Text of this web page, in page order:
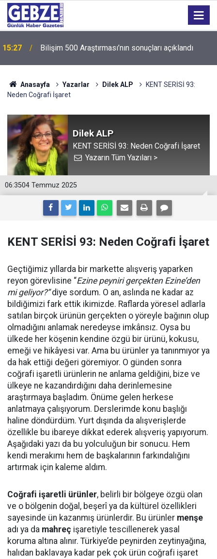
15:27 Bilişim 500 Araştırması’nın sonuçları açıklandı
Anasayfa Yazarlar Dilek ALP
KENT SERİSİ 93:
Neden Coğrafi İşaret
Dilek ALP
KENT SERİSİ 93: Neden Coğrafi İşaret
Yazarın Tüm Yazıları >
06:3504 Temmuz 2025
KENT SERİSİ 93: Neden Coğrafi İşaret
Geçtiğimiz yıllarda bir markette alışveriş yaparken
reyon görevlisine “Ezine peyniri gerçekten Ezine’den
mi geliyor?”diye sordum. O an, aslında ne kadar az
bildiğimizi fark ettik ikimizde. Raflarda yöresel adlarla
satılan birçok ürünün gerçekten o yöreyle bağının olup
olmadığını anlamak neredeyse imkânsız. Oysa bu
ülkede her köşenin kendine özgü bir ürünü, kokusu,
emeği ve hikâyesi var. Ama bu ürünler ya tanınmıyor ya
da hak ettiği değeri göremiyor. O günden sonra
coğrafi işaretli ürünlerin ne anlama geldiğini, bize ve
ülkeye ne kazandırdığını daha derinlemesine
araştırmaya başladım. Önüme gelen herkese
anlatmaya çalışıyorum. Derslerimde konu başlığı
haline döndürdüm. Yurt dışında da alışverişlerde
özellikle bu ibareye dikkat ederek alışveriş yapıyorum.
Aşağıdaki yazı da bu yolculuğun bir sonucu. Hem
kendi merakımı hem de başkalarının farkındalığını
artırmak için kaleme aldım.
Coğrafi işaretli ürünler, belirli bir bölgeye özgü olan
ve o bölgenin doğal, beşerî ya da kültürel özellikleri
sayesinde ün kazanmış ürünlerdir. Bu ürünler menşe
adı ya da mahreç işaretiyle tescillenerek yasal
koruma altına alınır. Türkiye’de peynirden zeytinyağına,
halıdan baklavaya kadar pek çok ürün coğrafi işaret